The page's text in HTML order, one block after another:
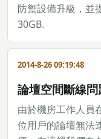
防禦設備升級，並
30GB.
2014-8-26 09:19:48
論壇空間斷線
由於機房工作人員
位用戶的論壇無法